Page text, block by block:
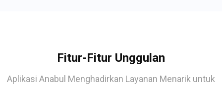
Fitur-Fitur Unggulan
Aplikasi Anabul Menghadirkan Layanan Menarik untuk